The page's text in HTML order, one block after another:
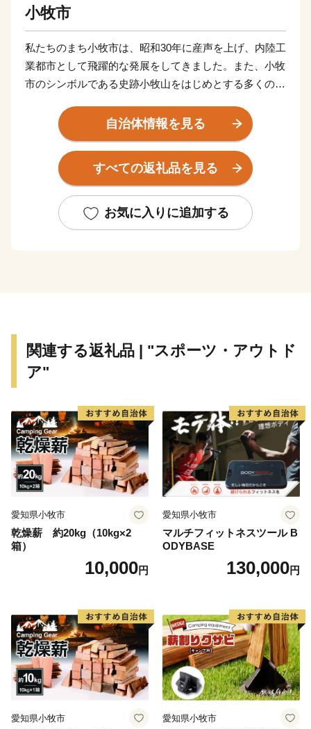
小牧市
私たちのまち小牧市は、昭和30年に産声を上げ、内陸工
業都市として飛躍的な発展をしてきました。また、小牧
市のシンボルである史跡小牧山をはじめとする多くの歴
自治体情報を見る
すべての返礼品を見る
お気に入りに追加する
関連する返礼品 | "スポーツ・アウトド
ア"
愛知県小牧市
乾燥薪 約20kg（10kg×2
箱）
10,000円
愛知県小牧市
マルチフィットネスツール B
ODYBASE
130,000円
愛知県小牧市 愛知県小牧市